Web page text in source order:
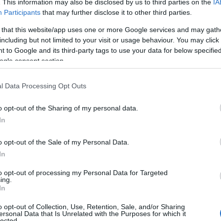
This information may also be disclosed by us to third parties on the
Participants that may further disclose it to other third parties.
that this website/app uses one or more Google services and may
but not limited to your visit or usage behaviour. You may
to Google and its third-party tags to use your data for below
consent section.
Data Processing Opt Outs
opt-out of the Sharing of my personal data.
opt-out of the Sale of my Personal Data.
opt-out of processing my Personal Data for Targeted
opt-out of Collection, Use, Retention, Sale, and/or Sharing
Data that Is Unrelated with the Purposes for which it
felemelkedése az Afganisztánban
épült” – magyarázta Hashkes. „De
nélkül sikeresek lettek volna”.
segítséget nyújtott a táliboknak, beleértve a
„Pakisztán célja Afganisztán
fenyegetést”
a szakértő